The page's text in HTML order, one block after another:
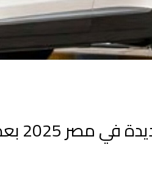
أسعار